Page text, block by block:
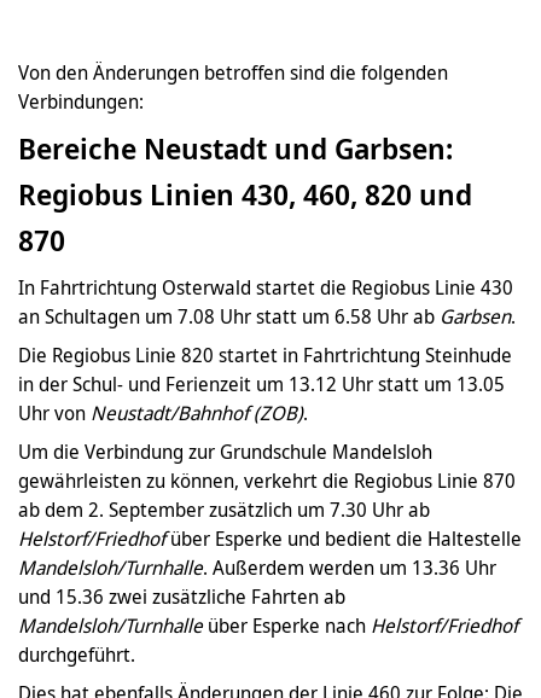
Von den Änderungen betroffen sind die folgenden
Verbindungen:
Bereiche Neustadt und Garbsen:
Regiobus Linien 430, 460, 820 und
870
In Fahrtrichtung Osterwald startet die Regiobus Linie 430
an Schultagen um 7.08 Uhr statt um 6.58 Uhr ab Garbsen.
Die Regiobus Linie 820 startet in Fahrtrichtung Steinhude
in der Schul- und Ferienzeit um 13.12 Uhr statt um 13.05
Uhr von Neustadt/Bahnhof (ZOB).
Um die Verbindung zur Grundschule Mandelsloh
gewährleisten zu können, verkehrt die Regiobus Linie 870
ab dem 2. September zusätzlich um 7.30 Uhr ab
Helstorf/Friedhofüber Esperke und bedient die Haltestelle
Mandelsloh/Turnhalle. Außerdem werden um 13.36 Uhr
und 15.36 zwei zusätzliche Fahrten ab
Mandelsloh/Turnhalleüber Esperke nach Helstorf/Friedhof
durchgeführt.
Dies hat ebenfalls Änderungen der Linie 460 zur Folge: Die